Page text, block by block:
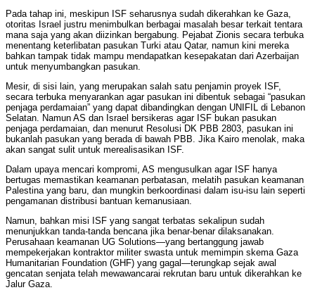
Pada tahap ini, meskipun ISF seharusnya sudah dikerahkan ke Gaza,
otoritas Israel justru menimbulkan berbagai masalah besar terkait tentara
mana saja yang akan diizinkan bergabung. Pejabat Zionis secara terbuka
menentang keterlibatan pasukan Turki atau Qatar, namun kini mereka
bahkan tampak tidak mampu mendapatkan kesepakatan dari Azerbaijan
untuk menyumbangkan pasukan.
Mesir, di sisi lain, yang merupakan salah satu penjamin proyek ISF,
secara terbuka menyarankan agar pasukan ini dibentuk sebagai “pasukan
penjaga perdamaian” yang dapat dibandingkan dengan UNIFIL di Lebanon
Selatan. Namun AS dan Israel bersikeras agar ISF bukan pasukan
penjaga perdamaian, dan menurut Resolusi DK PBB 2803, pasukan ini
bukanlah pasukan yang berada di bawah PBB. Jika Kairo menolak, maka
akan sangat sulit untuk merealisasikan ISF.
Dalam upaya mencari kompromi, AS mengusulkan agar ISF hanya
bertugas memastikan keamanan perbatasan, melatih pasukan keamanan
Palestina yang baru, dan mungkin berkoordinasi dalam isu-isu lain seperti
pengamanan distribusi bantuan kemanusiaan.
Namun, bahkan misi ISF yang sangat terbatas sekalipun sudah
menunjukkan tanda-tanda bencana jika benar-benar dilaksanakan.
Perusahaan keamanan UG Solutions—yang bertanggung jawab
mempekerjakan kontraktor militer swasta untuk memimpin skema Gaza
Humanitarian Foundation (GHF) yang gagal—terungkap sejak awal
gencatan senjata telah mewawancarai rekrutan baru untuk dikerahkan ke
Jalur Gaza.